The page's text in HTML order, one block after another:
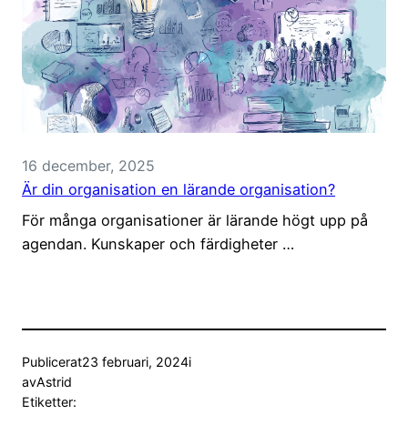
16 december, 2025
Är din organisation en lärande organisation?
För många organisationer är lärande högt upp på
agendan. Kunskaper och färdigheter …
Publicerat23 februari, 2024i
avAstrid
Etiketter: